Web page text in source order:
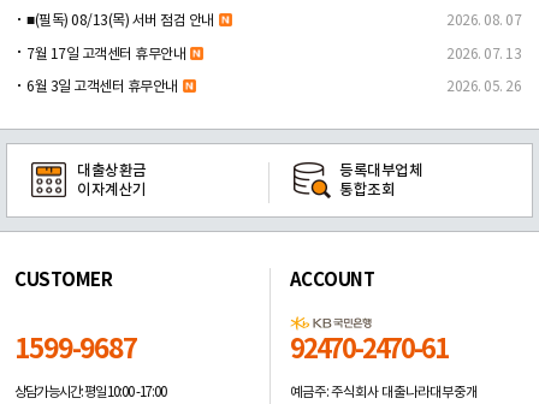
■(필독) 08/13(목) 서버 점검 안내 2026. 08. 07
7월 17일 고객센터 휴무안내 2026. 07. 13
6월 3일 고객센터 휴무안내 2026. 05. 26
대출상환금
이자계산기
등록대부업체
통합조회
CUSTOMER
1599-9687
상담가능시간: 평일10:00 -17:00
ACCOUNT
92470-2470-61
예금주: 주식회사 대출나라대부중개